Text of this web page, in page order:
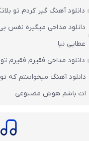
دانلود آهنگ گیر کردم تو
دانلود مداحی میگیره نفس
عطایی نیا
دانلود مداحی فقیرم فقیرم
دانلود آهنگ میخواستم که
ات باشم هوش مصنوعی